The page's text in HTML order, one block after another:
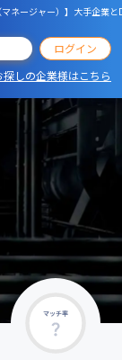
ネージャー）】大手企業
ログイン
探しの企業様はこちら
マッチ率